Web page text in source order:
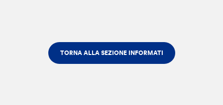
TORNA ALLA SEZIONE INFORMATI